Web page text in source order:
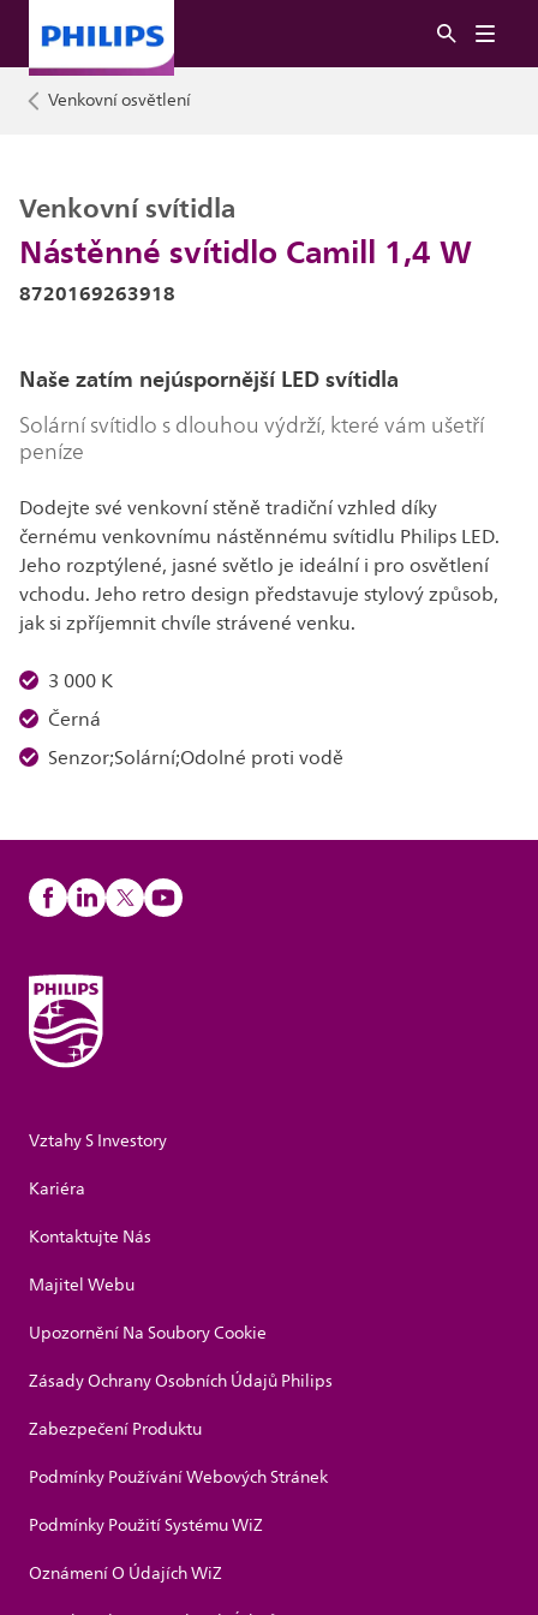
Venkovní osvětlení
Nástěnné svítidlo Camill 1,4 W
Venkovní svítidla
8720169263918
Naše zatím nejúspornější LED svítidla
Solární svítidlo s dlouhou výdrží, které vám ušetří
peníze
Dodejte své venkovní stěně tradiční vzhled díky
černému venkovnímu nástěnnému svítidlu Philips LED.
Jeho rozptýlené, jasné světlo je ideální i pro osvětlení
vchodu. Jeho retro design představuje stylový způsob,
jak si zpříjemnit chvíle strávené venku.
3 000 K
Černá
Senzor;Solární;Odolné proti vodě
Vztahy S Investory
Kariéra
Kontaktujte Nás
Majitel Webu
Upozornění Na Soubory Cookie
Zásady Ochrany Osobních Údajů Philips
Zabezpečení Produktu
Podmínky Používání Webových Stránek
Podmínky Použití Systému WiZ
Oznámení O Údajích WiZ